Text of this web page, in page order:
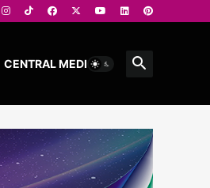
CENTRAL MEDIOS